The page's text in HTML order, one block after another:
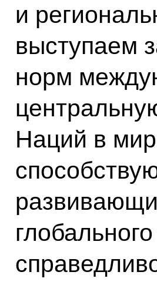
и
выступаем
норм
Наций в